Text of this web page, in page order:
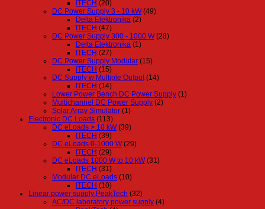
ITECH (20)
DC Power Supply 3 - 10 kW (49)
Delta Elektronika (2)
ITECH (47)
DC Power Supply 300 - 1000 W (28)
Delta Elektronika (1)
ITECH (27)
DC Power Supply Modular (15)
ITECH (15)
DC Supply w Multiple Output (14)
ITECH (14)
Lower Power Bench DC Power Supply (1)
Multichannel DC Power Supply (2)
Solar Array Simulator (1)
Electronic DC Loads (113)
DC eLoads > 10 kW (39)
ITECH (39)
DC eLoads 0-1000 W (29)
ITECH (29)
DC eLoads 1000 W to 10 kW (31)
ITECH (31)
Modular DC eLoads (10)
ITECH (10)
Linear power supply PeakTech (32)
AC/DC laboratory power supply (4)